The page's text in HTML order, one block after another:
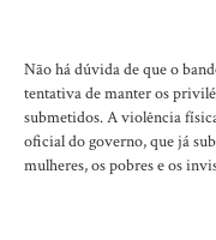
Não há dúvida de que o
tentativa de manter os
submetidos. A violência
oficial do governo, que já
mulheres, os pobres e os